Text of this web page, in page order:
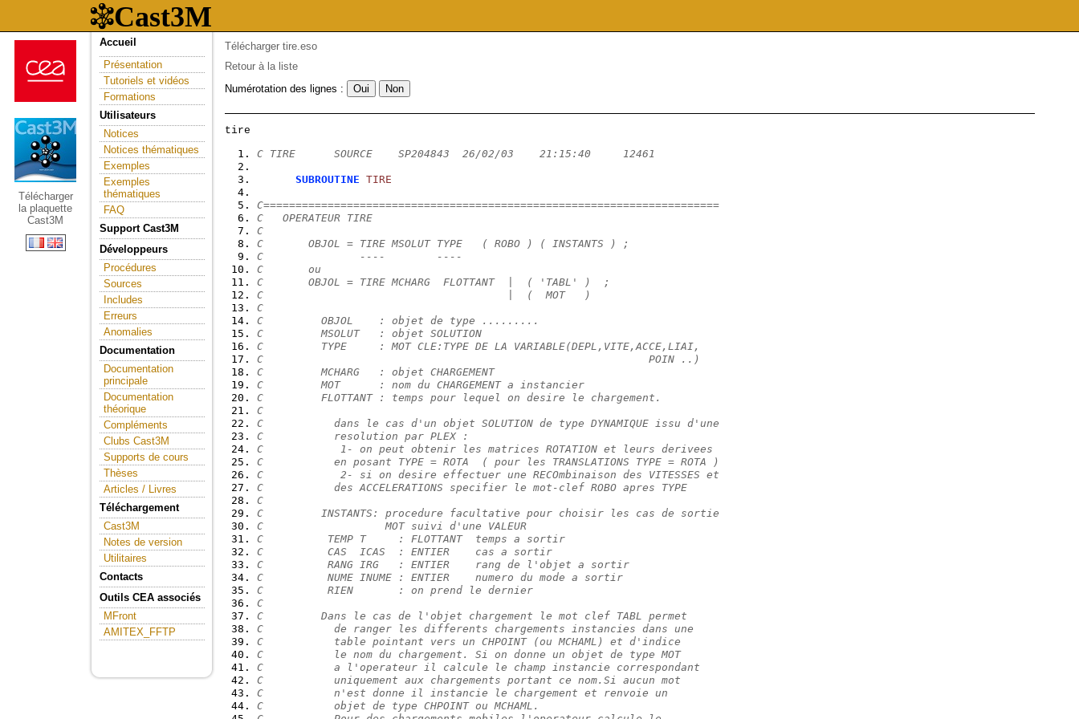
Télécharger
la plaquette
Cast3M
Accueil
Présentation
Tutoriels et vidéos
Formations
Utilisateurs
Notices
Notices thématiques
Exemples
Exemples
thématiques
FAQ
Support Cast3M
Développeurs
Procédures
Sources
Includes
Erreurs
Anomalies
Documentation
Documentation
principale
Documentation
théorique
Compléments
Clubs Cast3M
Supports de cours
Thèses
Articles / Livres
Téléchargement
Cast3M
Notes de version
Utilitaires
Contacts
Outils CEA associés
MFront
AMITEX_FFTP
Télécharger tire.eso
Retour à la liste
Numérotation des lignes :
C TIRE      SOURCE    SP204843  26/02/03    21:15:40     12461
SUBROUTINE TIRE
C=======================================================================
C   OPERATEUR TIRE
C
C       OBJOL = TIRE MSOLUT TYPE   ( ROBO ) ( INSTANTS ) ;
C               ----        ----
C       ou
C       OBJOL = TIRE MCHARG  FLOTTANT  |  ( 'TABL' )  ;
C                                      |  (  MOT   )
C
C         OBJOL    : objet de type .........
C         MSOLUT   : objet SOLUTION
C         TYPE     : MOT CLE:TYPE DE LA VARIABLE(DEPL,VITE,ACCE,LIAI,
C                                                            POIN ..)
C         MCHARG   : objet CHARGEMENT
C         MOT      : nom du CHARGEMENT a instancier
C         FLOTTANT : temps pour lequel on desire le chargement.
C
C           dans le cas d'un objet SOLUTION de type DYNAMIQUE issu d'une
C           resolution par PLEX :
C            1- on peut obtenir les matrices ROTATION et leurs derivees
C           en posant TYPE = ROTA  ( pour les TRANSLATIONS TYPE = ROTA )
C            2- si on desire effectuer une RECOmbinaison des VITESSES et
C           des ACCELERATIONS specifier le mot-clef ROBO apres TYPE
C
C         INSTANTS: procedure facultative pour choisir les cas de sortie
C                   MOT suivi d'une VALEUR
C          TEMP T     : FLOTTANT  temps a sortir
C          CAS  ICAS  : ENTIER    cas a sortir
C          RANG IRG   : ENTIER    rang de l'objet a sortir
C          NUME INUME : ENTIER    numero du mode a sortir
C          RIEN       : on prend le dernier
C
C         Dans le cas de l'objet chargement le mot clef TABL permet
C           de ranger les differents chargements instancies dans une
C           table pointant vers un CHPOINT (ou MCHAML) et d'indice
C           le nom du chargement. Si on donne un objet de type MOT
C           a l'operateur il calcule le champ instancie correspondant
C           uniquement aux chargements portant ce nom.Si aucun mot
C           n'est donne il instancie le chargement et renvoie un
C           objet de type CHPOINT ou MCHAML.